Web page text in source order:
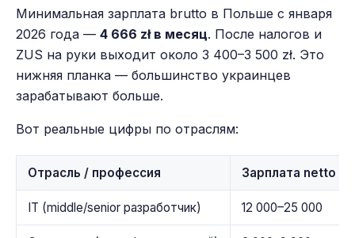
Минимальная зарплата brutto в Польше с января
2026 года — 4 666 zł в месяц. После налогов и
ZUS на руки выходит около 3 400–3 500 zł. Это
нижняя планка — большинство украинцев
зарабатывают больше.
Вот реальные цифры по отраслям:
Отрасль / профессия Зарплата netto
IT (middle/senior разработчик) 12 000–25 000